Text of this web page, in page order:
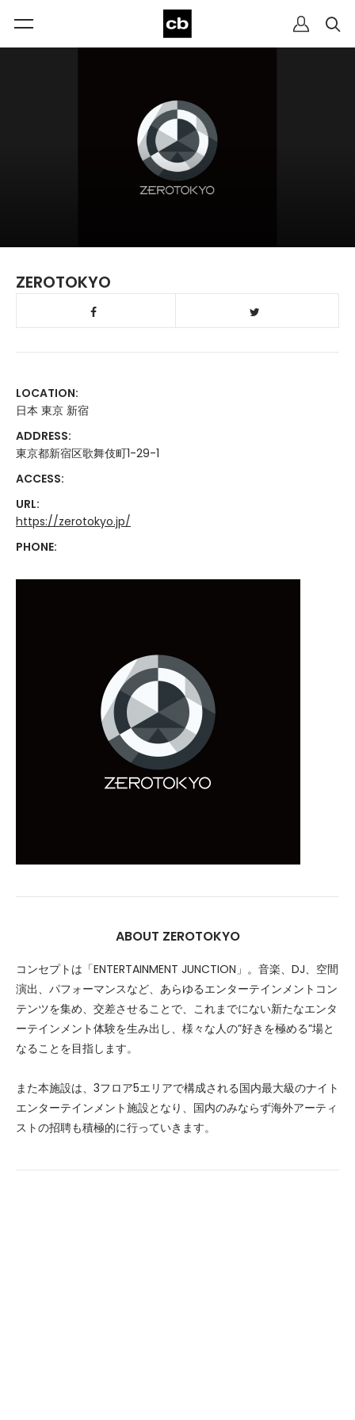
ZEROTOKYO
LOCATION:
日本 東京 新宿
ADDRESS:
東京都新宿区歌舞伎町1-29-1
ACCESS:
URL:
https://zerotokyo.jp/
PHONE:
ABOUT ZEROTOKYO
コンセプトは「ENTERTAINMENT JUNCTION」。音楽、DJ、空間
演出、パフォーマンスなど、あらゆるエンターテインメントコン
テンツを集め、交差させることで、これまでにない新たなエンタ
ーテインメント体験を生み出し、様々な人の”好きを極める”場と
なることを目指します。
また本施設は、3フロア5エリアで構成される国内最大級のナイト
エンターテインメント施設となり、国内のみならず海外アーティ
ストの招聘も積極的に行っていきます。